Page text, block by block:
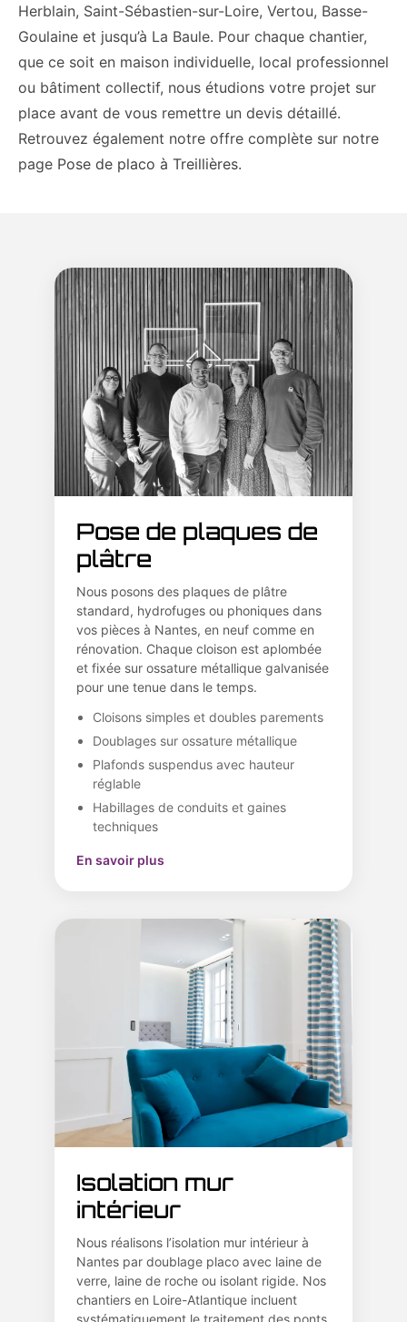
Herblain, Saint-Sébastien-sur-Loire, Vertou, Basse-
Goulaine et jusqu’à La Baule. Pour chaque chantier,
que ce soit en maison individuelle, local professionnel
ou bâtiment collectif, nous étudions votre projet sur
place avant de vous remettre un devis détaillé.
Retrouvez également notre offre complète sur notre
page Pose de placo à Treillières.
Pose de plaques de
plâtre
Nous posons des plaques de plâtre
standard, hydrofuges ou phoniques dans
vos pièces à Nantes, en neuf comme en
rénovation. Chaque cloison est aplombée
et fixée sur ossature métallique galvanisée
pour une tenue dans le temps.
Cloisons simples et doubles parements
Doublages sur ossature métallique
Plafonds suspendus avec hauteur
réglable
Habillages de conduits et gaines
techniques
En savoir plus
Isolation mur
intérieur
Nous réalisons l’isolation mur intérieur à
Nantes par doublage placo avec laine de
verre, laine de roche ou isolant rigide. Nos
chantiers en Loire-Atlantique incluent
systématiquement le traitement des ponts